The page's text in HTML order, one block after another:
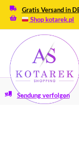
Gratis Versand in
Shop kotarek.pl
Sendung verfolgen